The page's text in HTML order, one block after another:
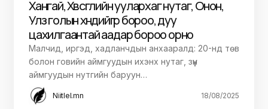
Хангай, Хөвсгөлийн уулархаг нутаг, Онон,
Улз голын хөндийгөөр бороо, дуу
цахилгаантай аадар бороо орно
Малчид, иргэд, хадланчдын анхааралд: 20-нд төв
болон говийн аймгуудын ихэнх нутаг, зүүн
аймгуудын нутгийн баруун…
Niitlel.mn 18/08/2025